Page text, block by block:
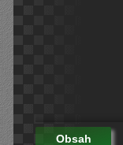
Obsah